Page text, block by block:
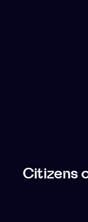
Citizens